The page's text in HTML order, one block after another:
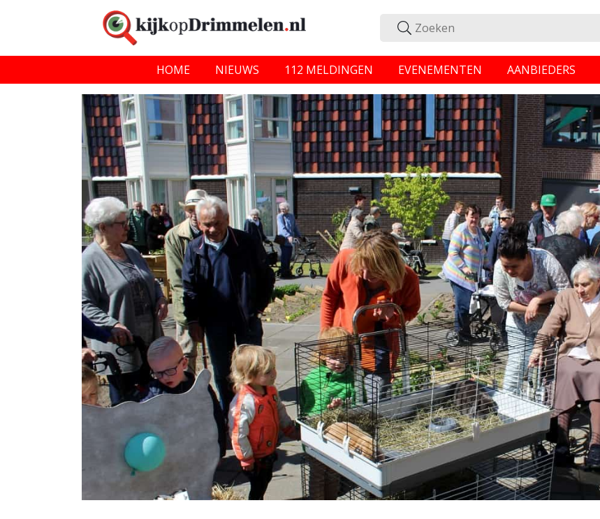
HOME NIEUWS 112 MELDINGEN EVENEMENTEN AANBIEDERS